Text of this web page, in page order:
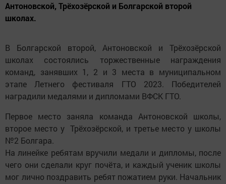
Антоновской, Трёхозёрской и Болгарской второй
школах.
В Болгарской второй, Антоновской и Трёхозёрской
школах состоялись торжественные награждения
команд, занявших 1, 2 и 3 места в муниципальном
этапе Летнего фестиваля ГТО 2023. Победителей
наградили медалями и дипломами ВФСК ГТО.
Первое место заняла команда Антоновской школы,
второе место у Трёхозёрской, и третье место у школы
№2 Болгара.
На линейке ребятам вручили медали и дипломы, после
чего они сделали круг почёта, и каждый ученик школы
мог лично поздравить ребят пожатием руки. Начальник